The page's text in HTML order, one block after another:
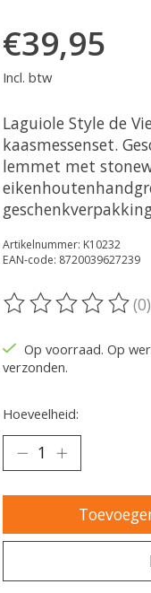
€39,95
Incl. btw
Laguiole Style de
kaasmessenset.
lemmet met
Artikelnummer: K10232
EAN-code: 8720039627239
De beoordeling (0)
Op voorraad. Op
verzonden.
Hoeveelheid: